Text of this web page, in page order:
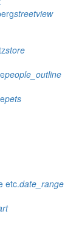
streetview
store
people_outline
pets
etc.date_range